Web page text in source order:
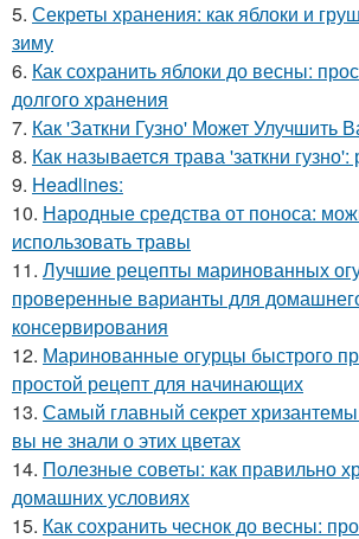
5. Секреты хранения: как яблоки и
зиму
6. Как сохранить яблоки до весны:
долгого хранения
7. Как 'Заткни Гузно' Может Улучшить
8. Как называется трава 'заткни
9. Headlines:
10. Народные средства от поноса:
использовать травы
11. Лучшие рецепты маринованных
проверенные варианты для
консервирования
12. Маринованные огурцы быстрого
простой рецепт для начинающих
13. Самый главный секрет
вы не знали о этих цветах
14. Полезные советы: как правильно
домашних условиях
15. Как сохранить чеснок до весны: